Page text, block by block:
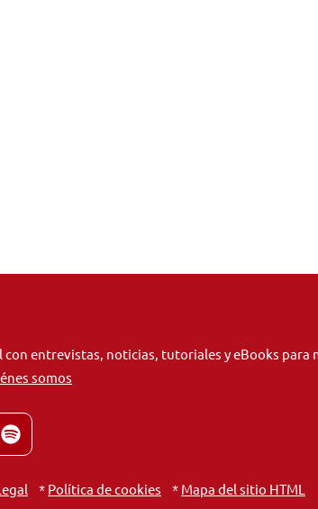
entrevistas, noticias, tutoriales y eBooks para
somos
spotify
* Política de cookies * Mapa del sitio HTML